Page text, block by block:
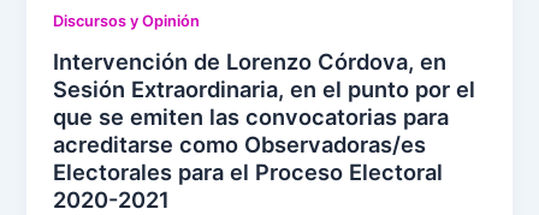
Discursos y Opinión
Intervención de Lorenzo Córdova, en
Sesión Extraordinaria, en el punto por el
que se emiten las convocatorias para
acreditarse como Observadoras/es
Electorales para el Proceso Electoral
2020-2021